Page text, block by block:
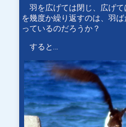
羽を広げては閉じ、広げて
を幾度か繰り返すのは、羽
っているのだろうか？
すると…